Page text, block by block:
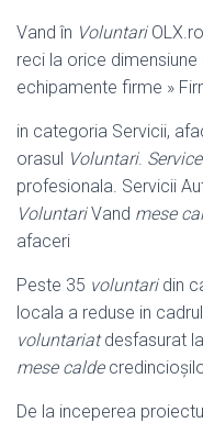
Vand în Voluntari
reci la orice
echipamente firme »
in categoria Servicii,
orasul Voluntari. Service
profesionala. Servicii
VoluntariVand mese
afaceri
Peste 35 voluntaridin
locala a reduse in
voluntariatdesfasurat
mese calde
De la inceperea